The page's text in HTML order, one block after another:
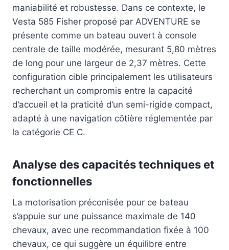
maniabilité et robustesse. Dans ce contexte, le
Vesta 585 Fisher proposé par ADVENTURE se
présente comme un bateau ouvert à console
centrale de taille modérée, mesurant 5,80 mètres
de long pour une largeur de 2,37 mètres. Cette
configuration cible principalement les utilisateurs
recherchant un compromis entre la capacité
d’accueil et la praticité d’un semi-rigide compact,
adapté à une navigation côtière réglementée par
la catégorie CE C.
Analyse des capacités techniques et
fonctionnelles
La motorisation préconisée pour ce bateau
s’appuie sur une puissance maximale de 140
chevaux, avec une recommandation fixée à 100
chevaux, ce qui suggère un équilibre entre